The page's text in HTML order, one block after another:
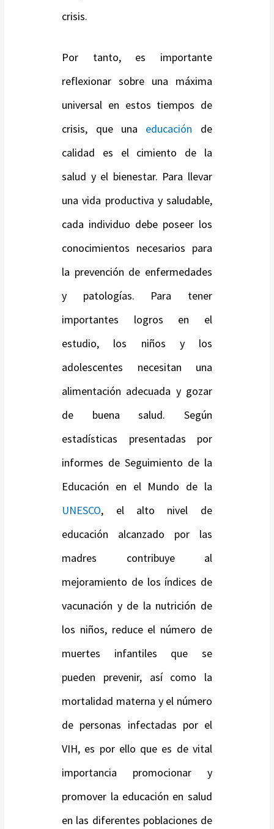
crisis.
Por tanto, es importante
reflexionar sobre una máxima
universal en estos tiempos de
crisis, que una educación de
calidad es el cimiento de la
salud y el bienestar. Para llevar
una vida productiva y saludable,
cada individuo debe poseer los
conocimientos necesarios para
la prevención de enfermedades
y patologías. Para tener
importantes logros en el
estudio, los niños y los
adolescentes necesitan una
alimentación adecuada y gozar
de buena salud. Según
estadísticas presentadas por
informes de Seguimiento de la
Educación en el Mundo de la
UNESCO, el alto nivel de
educación alcanzado por las
madres contribuye al
mejoramiento de los índices de
vacunación y de la nutrición de
los niños, reduce el número de
muertes infantiles que se
pueden prevenir, así como la
mortalidad materna y el número
de personas infectadas por el
VIH, es por ello que es de vital
importancia promocionar y
promover la educación en salud
en las diferentes poblaciones de